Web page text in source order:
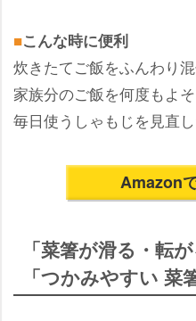
■こんな時に便利
炊きたてご飯をふんわり
家族分のご飯を何度もよ
毎日使うしゃもじを見直
Amazon
「菜箸が滑る・転
「つかみやすい 菜